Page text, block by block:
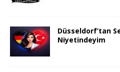
Düsseldorf’tan
Niyetindeyim